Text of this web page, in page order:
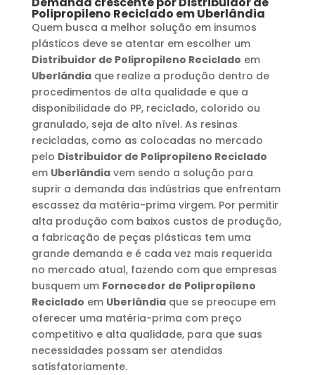
Polipropileno Reciclado emUberlândia
Quem busca a melhor solução em insumos
plásticos deve se atentar em escolher um
Distribuidor de Polipropileno Reciclado em
Uberlândiaque realize a produção dentro de
procedimentos de alta qualidade e que a
disponibilidade do PP, reciclado, colorido ou
granulado, seja de alto nível. As resinas
recicladas, como as colocadas no mercado
pelo Distribuidor de Polipropileno Reciclado
em Uberlândiavem sendo a solução para
suprir a demanda das indústrias que enfrentam
escassez da matéria-prima virgem. Por permitir
alta produção com baixos custos de produção,
a fabricação de peças plásticas tem uma
grande demanda e é cada vez mais requerida
no mercado atual, fazendo com que empresas
busquem um Fornecedor de Polipropileno
Reciclado em Uberlândiaque se preocupe em
oferecer uma matéria-prima com preço
competitivo e alta qualidade, para que suas
necessidades possam ser atendidas
satisfatoriamente.